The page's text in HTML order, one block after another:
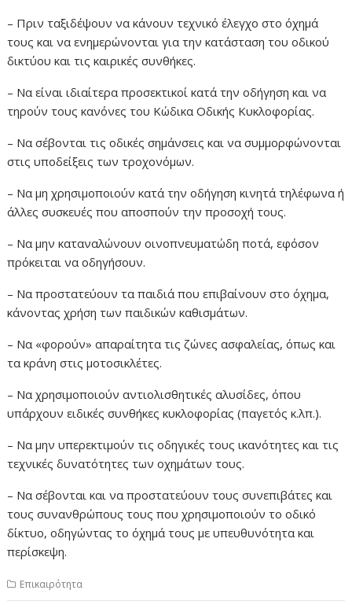
– Πριν ταξιδέψουν να κάνουν τεχνικό έλεγχο στο όχημά
τους και να ενημερώνονται για την κατάσταση του οδικού
δικτύου και τις καιρικές συνθήκες.
– Να είναι ιδιαίτερα προσεκτικοί κατά την οδήγηση και να
τηρούν τους κανόνες του Κώδικα Οδικής Κυκλοφορίας.
– Να σέβονται τις οδικές σημάνσεις και να συμμορφώνονται
στις υποδείξεις των τροχονόμων.
– Να μη χρησιμοποιούν κατά την οδήγηση κινητά τηλέφωνα ή
άλλες συσκευές που αποσπούν την προσοχή τους.
– Να μην καταναλώνουν οινοπνευματώδη ποτά, εφόσον
πρόκειται να οδηγήσουν.
– Να προστατεύουν τα παιδιά που επιβαίνουν στο όχημα,
κάνοντας χρήση των παιδικών καθισμάτων.
– Να «φορούν» απαραίτητα τις ζώνες ασφαλείας, όπως και
τα κράνη στις μοτοσικλέτες.
– Να χρησιμοποιούν αντιολισθητικές αλυσίδες, όπου
υπάρχουν ειδικές συνθήκες κυκλοφορίας (παγετός κ.λπ.).
– Να μην υπερεκτιμούν τις οδηγικές τους ικανότητες και τις
τεχνικές δυνατότητες των οχημάτων τους.
– Να σέβονται και να προστατεύουν τους συνεπιβάτες και
τους συνανθρώπους τους που χρησιμοποιούν το οδικό
δίκτυο, οδηγώντας το όχημά τους με υπευθυνότητα και
περίσκεψη.
Επικαιρότητα